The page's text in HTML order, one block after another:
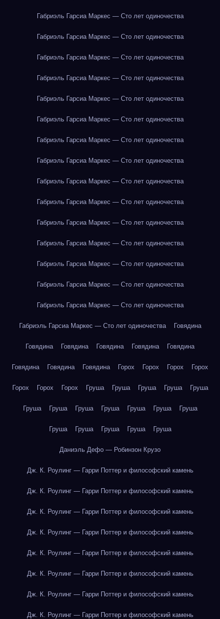
Габриэль Гарсиа Маркес — Сто лет одиночества
Габриэль Гарсиа Маркес — Сто лет одиночества
Габриэль Гарсиа Маркес — Сто лет одиночества
Габриэль Гарсиа Маркес — Сто лет одиночества
Габриэль Гарсиа Маркес — Сто лет одиночества
Габриэль Гарсиа Маркес — Сто лет одиночества
Габриэль Гарсиа Маркес — Сто лет одиночества
Габриэль Гарсиа Маркес — Сто лет одиночества
Габриэль Гарсиа Маркес — Сто лет одиночества
Габриэль Гарсиа Маркес — Сто лет одиночества
Габриэль Гарсиа Маркес — Сто лет одиночества
Габриэль Гарсиа Маркес — Сто лет одиночества
Габриэль Гарсиа Маркес — Сто лет одиночества
Габриэль Гарсиа Маркес — Сто лет одиночества
Габриэль Гарсиа Маркес — Сто лет одиночества
Габриэль Гарсиа Маркес — Сто лет одиночества Говядина
Говядина Говядина Говядина Говядина Говядина
Говядина Говядина Говядина Горох Горох Горох Горох
Горох Горох Горох Груша Груша Груша Груша Груша
Груша Груша Груша Груша Груша Груша Груша
Груша Груша Груша Груша Груша
Даниэль Дефо — Робинзон Крузо
Дж. К. Роулинг — Гарри Поттер и философский камень
Дж. К. Роулинг — Гарри Поттер и философский камень
Дж. К. Роулинг — Гарри Поттер и философский камень
Дж. К. Роулинг — Гарри Поттер и философский камень
Дж. К. Роулинг — Гарри Поттер и философский камень
Дж. К. Роулинг — Гарри Поттер и философский камень
Дж. К. Роулинг — Гарри Поттер и философский камень
Дж. К. Роулинг — Гарри Поттер и философский камень